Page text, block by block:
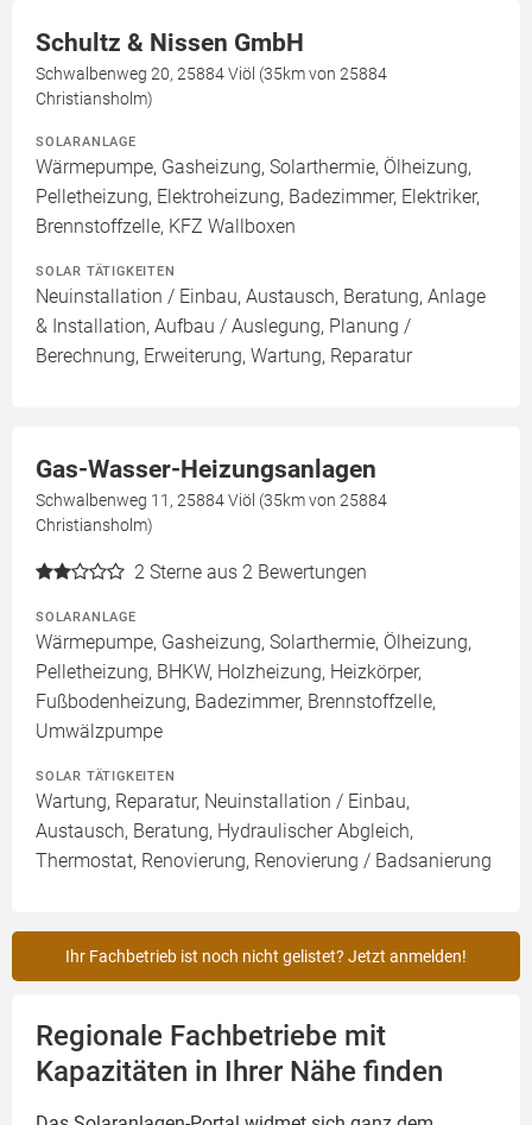
Schultz & Nissen GmbH
Schwalbenweg 20, 25884 Viöl (35km von 25884
Christiansholm)
SOLARANLAGE
Wärmepumpe, Gasheizung, Solarthermie, Ölheizung,
Pelletheizung, Elektroheizung, Badezimmer, Elektriker,
Brennstoffzelle, KFZ Wallboxen
SOLAR TÄTIGKEITEN
Neuinstallation / Einbau, Austausch, Beratung, Anlage
& Installation, Aufbau / Auslegung, Planung /
Berechnung, Erweiterung, Wartung, Reparatur
Gas-Wasser-Heizungsanlagen
Schwalbenweg 11, 25884 Viöl (35km von 25884
Christiansholm)
2 Sterne aus 2 Bewertungen
SOLARANLAGE
Wärmepumpe, Gasheizung, Solarthermie, Ölheizung,
Pelletheizung, BHKW, Holzheizung, Heizkörper,
Fußbodenheizung, Badezimmer, Brennstoffzelle,
Umwälzpumpe
SOLAR TÄTIGKEITEN
Wartung, Reparatur, Neuinstallation / Einbau,
Austausch, Beratung, Hydraulischer Abgleich,
Thermostat, Renovierung, Renovierung / Badsanierung
Ihr Fachbetrieb ist noch nicht gelistet? Jetzt anmelden!
Regionale Fachbetriebe mit
Kapazitäten in Ihrer Nähe finden